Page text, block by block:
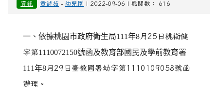
資訊 黃詩茹 - 幼兒園 | 2022-09-06 | 點閱數： 616
一、依據桃園市政府衛生局111年8月25日桃衛健
字第1110072150號函及教育部國民及學前教育署
111年8月29日臺教國署幼字第1110109058號函
辦理。